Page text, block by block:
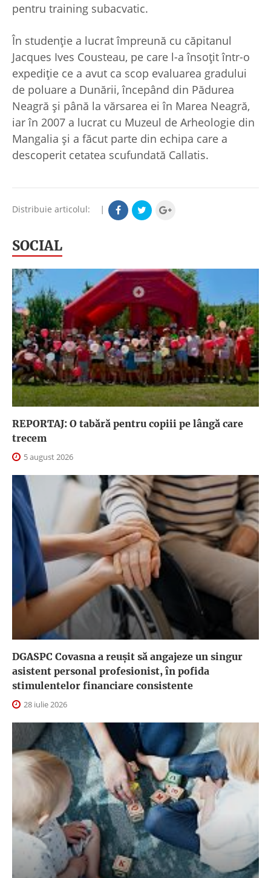
pentru training subacvatic.
În studenţie a lucrat împreună cu căpitanul
Jacques Ives Cousteau, pe care l-a însoţit într-o
expediţie ce a avut ca scop evaluarea gradului
de poluare a Dunării, începând din Pădurea
Neagră şi până la vărsarea ei în Marea Neagră,
iar în 2007 a lucrat cu Muzeul de Arheologie din
Mangalia şi a făcut parte din echipa care a
descoperit cetatea scufundată Callatis.
Distribuie articolul: |
SOCIAL
REPORTAJ: O tabără pentru copiii pe lângă care
trecem
5 august 2026
DGASPC Covasna a reuşit să angajeze un singur
asistent personal profesionist, în pofida
stimulentelor financiare consistente
28 iulie 2026